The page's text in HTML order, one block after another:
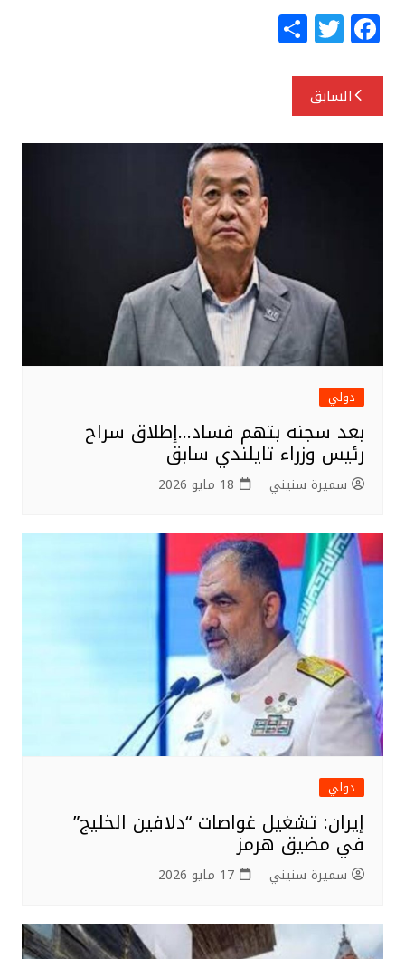
F
a
c
e
b
T
w
itt
e
r
S
h
تصفّح
المقالات
السابق
دولي
بعد سجنه بتهم فساد…إطلاق سراح
رئيس وزراء تايلندي سابق
سميرة سنيني 18 مايو 2026
دولي
إيران: تشغيل غواصات “دلافين الخليج”
في مضيق هرمز
سميرة سنيني 17 مايو 2026